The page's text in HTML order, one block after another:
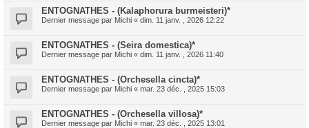
ENTOGNATHES - (Kalaphorura burmeisteri)*
Dernier message par Michi « dim. 11 janv. , 2026 12:22
ENTOGNATHES - (Seira domestica)*
Dernier message par Michi « dim. 11 janv. , 2026 11:40
ENTOGNATHES - (Orchesella cincta)*
Dernier message par Michi « mar. 23 déc. , 2025 15:03
ENTOGNATHES - (Orchesella villosa)*
Dernier message par Michi « mar. 23 déc. , 2025 13:01